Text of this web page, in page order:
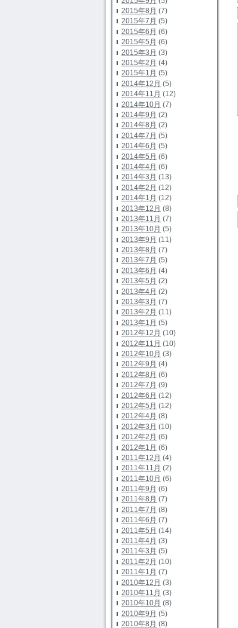
2015年8月 (7)
2015年7月 (5)
2015年6月 (6)
2015年5月 (6)
2015年3月 (3)
2015年2月 (4)
2015年1月 (5)
2014年12月 (5)
2014年11月 (12)
2014年10月 (7)
2014年9月 (2)
2014年8月 (2)
2014年7月 (5)
2014年6月 (5)
2014年5月 (6)
2014年4月 (6)
2014年3月 (13)
2014年2月 (12)
2014年1月 (12)
2013年12月 (8)
2013年11月 (7)
2013年10月 (5)
2013年9月 (11)
2013年8月 (7)
2013年7月 (5)
2013年6月 (4)
2013年5月 (2)
2013年4月 (2)
2013年3月 (7)
2013年2月 (11)
2013年1月 (5)
2012年12月 (10)
2012年11月 (10)
2012年10月 (3)
2012年9月 (4)
2012年8月 (6)
2012年7月 (9)
2012年6月 (12)
2012年5月 (12)
2012年4月 (8)
2012年3月 (10)
2012年2月 (6)
2012年1月 (6)
2011年12月 (4)
2011年11月 (2)
2011年10月 (6)
2011年9月 (6)
2011年8月 (7)
2011年7月 (8)
2011年6月 (7)
2011年5月 (14)
2011年4月 (3)
2011年3月 (5)
2011年2月 (10)
2011年1月 (7)
2010年12月 (3)
2010年11月 (3)
2010年10月 (8)
2010年9月 (5)
2010年8月 (8)